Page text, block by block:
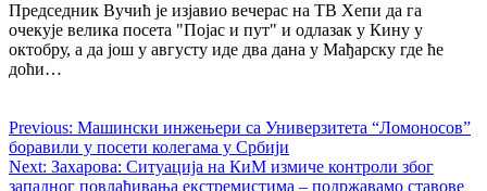
Председник Вучић је изјавио вечерас на ТВ Хепи да га
очекује велика посета "Појас и пут" и одлазак у Кину у
октобру, а да још у августу иде два дана у Мађарску где ће
доћи…
Previous: Машински инжењери са Универзитета “Ломоносов”
боравили у посети колегама у Србији
Next: Захарова: Ситуација на КиМ измиче контроли због
западног повлађивања екстремистима – подржавамо ставове